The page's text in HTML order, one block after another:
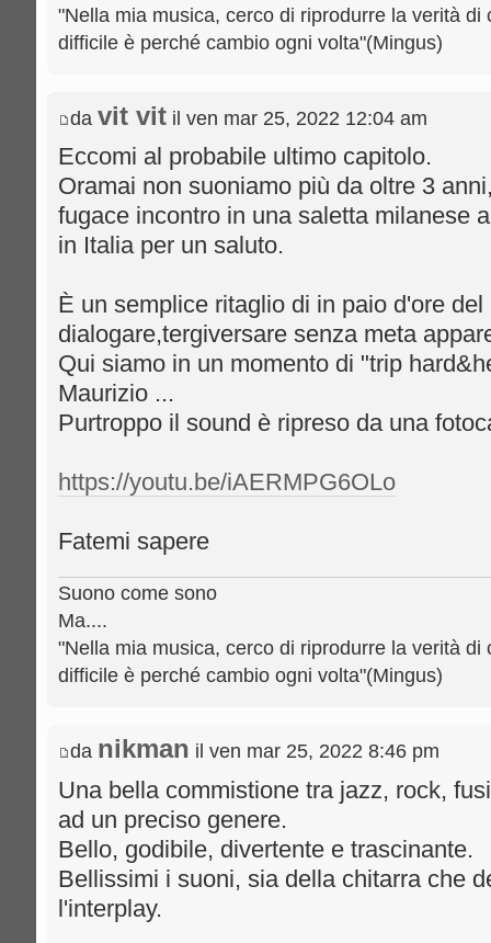
"Nella mia musica, cerco di riprodurre la verità
difficile è perché cambio ogni volta"(Mingus)
da vit vit il ven mar 25, 2022 12:04 am
Eccomi al probabile ultimo capitolo.
Oramai non suoniamo più da oltre 3
fugace incontro in una saletta milanese
in Italia per un saluto.
È un semplice ritaglio di in paio d'ore del
dialogare,tergiversare senza meta
Qui siamo in un momento di "trip
Maurizio ...
Purtroppo il sound è ripreso da una
https://youtu.be/iAERMPG6OLo
Fatemi sapere
Suono come sono
Ma....
"Nella mia musica, cerco di riprodurre la verità
difficile è perché cambio ogni volta"(Mingus)
da nikman il ven mar 25, 2022 8:46 pm
Una bella commistione tra jazz, rock,
ad un preciso genere.
Bello, godibile, divertente e trascinante.
Bellissimi i suoni, sia della chitarra che
l'interplay.